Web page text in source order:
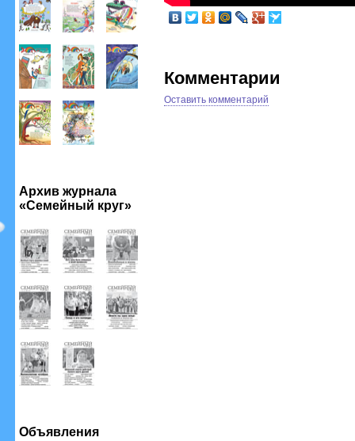
Архив журнала
«Семейный круг»
Объявления
Комментарии
Оставить комментарий